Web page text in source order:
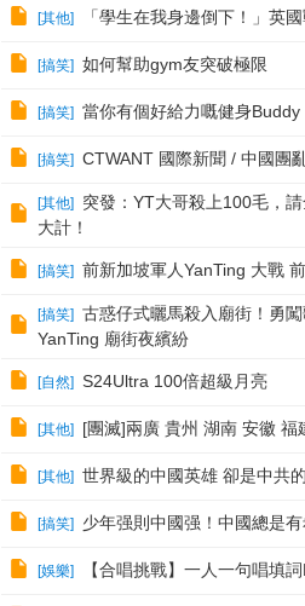
[其他] 「學生在我身邊倒下！」英
[搞笑] 如何幫助gym友突破極限
[搞笑] 當你有個好給力嘅健身Buddy
[搞笑] CTWANT 國際新聞 / 中國團
[其他]
突發：YT大哥殺上100毛，
大計！
[搞笑] 前新加坡軍人YanTing 大戰
[搞笑] 古惑仔式曬馬殺入廟街！勇
YanTing 廟街夜繽紛
[自然] S24Ultra 100倍超級月亮
[其他] [團滅]兩廣 貴州 湖南 安徽
[其他] 世界級的中國英雄 卻是中共
[搞笑] 少年强則中國强！中國總是
[娛樂] 【合唱挑戰】一人一句唱填